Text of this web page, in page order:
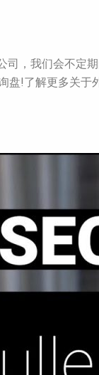
，我们会不定
!了解更多关于